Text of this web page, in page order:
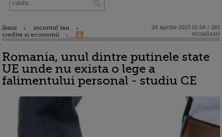
ibani
incontul tau
credite si economii
24 aprilie 2013 16:54 / 281
vizualizari
Romania, unul dintre putinele state
UE unde nu exista o lege a
falimentului personal - studiu CE